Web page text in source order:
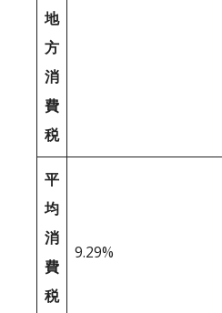
地
方
消
費
税
平
均
消
費
税
9.29%